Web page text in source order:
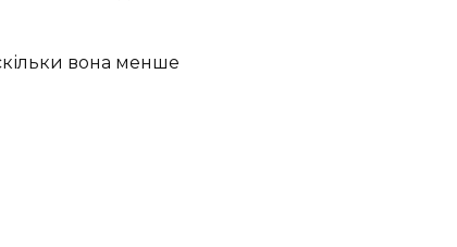
вона менше